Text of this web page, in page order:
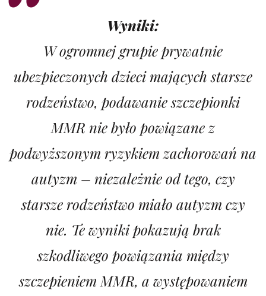
Wyniki:
W ogromnej grupie prywatnie
ubezpieczonych dzieci mających starsze
rodzeństwo, podawanie szczepionki
MMR nie było powiązane z
podwyższonym ryzykiem zachorowań na
autyzm – niezależnie od tego, czy
starsze rodzeństwo miało autyzm czy
nie. Te wyniki pokazują brak
szkodliwego powiązania między
szczepieniem MMR, a występowaniem